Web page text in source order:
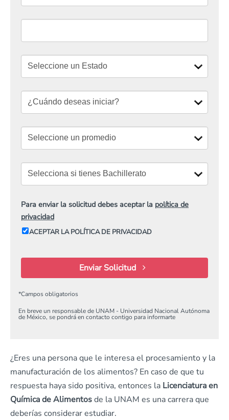
Para enviar la solicitud debes aceptar la política de
privacidad
ACEPTAR LA POLÍTICA DE PRIVACIDAD
Enviar Solicitud
*Campos obligatorios
En breve un responsable de UNAM - Universidad Nacional Autónoma
de México, se pondrá en contacto contigo para informarte
¿Eres una persona que le interesa el procesamiento y la
manufacturación de los alimentos? En caso de que tu
respuesta haya sido positiva, entonces la Licenciatura en
Química de Alimentosde la UNAM es una carrera que
deberías considerar estudiar.